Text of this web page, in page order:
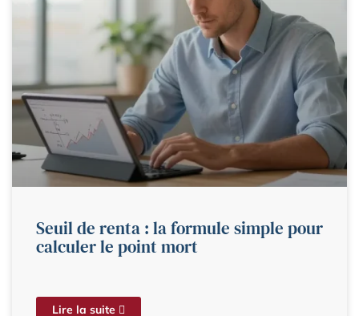
Seuil de renta : la formule simple pour
calculer le point mort
Lire la suite